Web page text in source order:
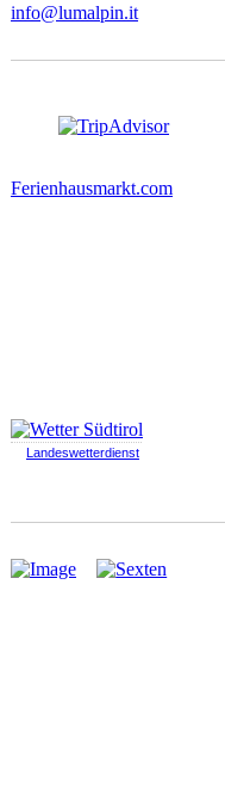
info@lumalpin.it
Ferienhausmarkt.com
Landeswetterdienst